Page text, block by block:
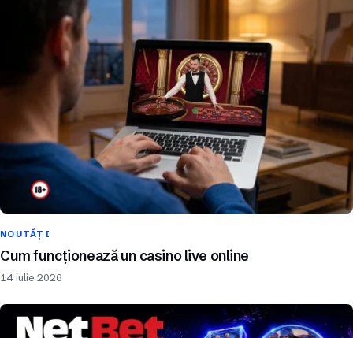
NOUTĂȚI
Cum funcționează un casino live online
14 iulie 2026